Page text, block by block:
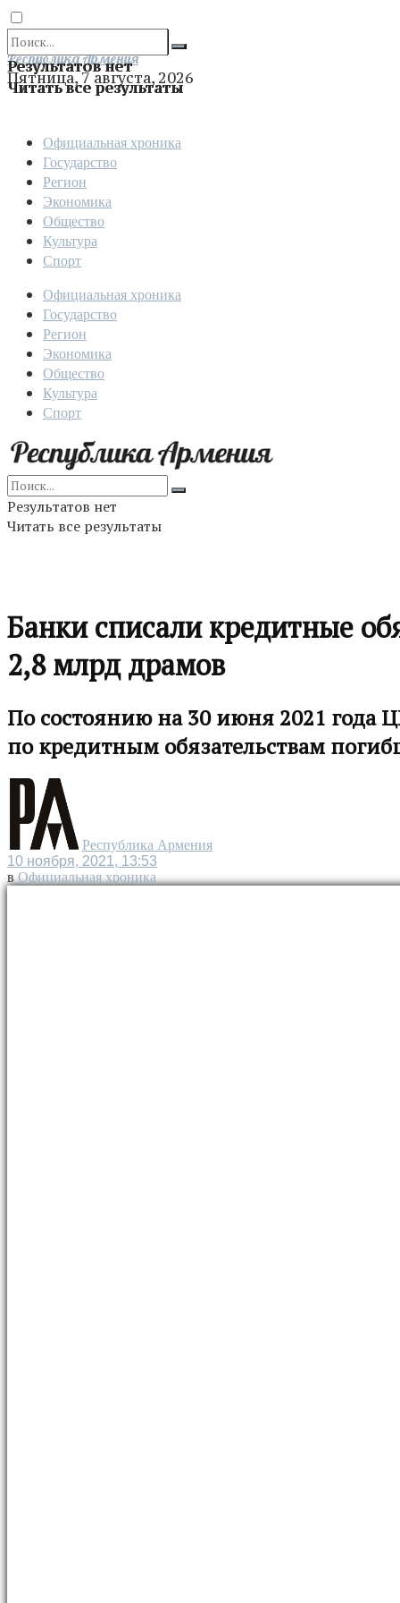
Результатов нет
Читать все результаты
Отправить
Республика Армения
Пятница, 7 августа, 2026
Официальная хроника
Государство
Регион
Экономика
Общество
Культура
Спорт
Официальная хроника
Государство
Регион
Экономика
Общество
Культура
Спорт
Результатов нет
Читать все результаты
Банки списали кредитные
2,8 млрд драмов
По состоянию на 30 июня 2021 года
по кредитным обязательствам
Республика Армения
10 ноября, 2021, 13:53
в Официальная хроника